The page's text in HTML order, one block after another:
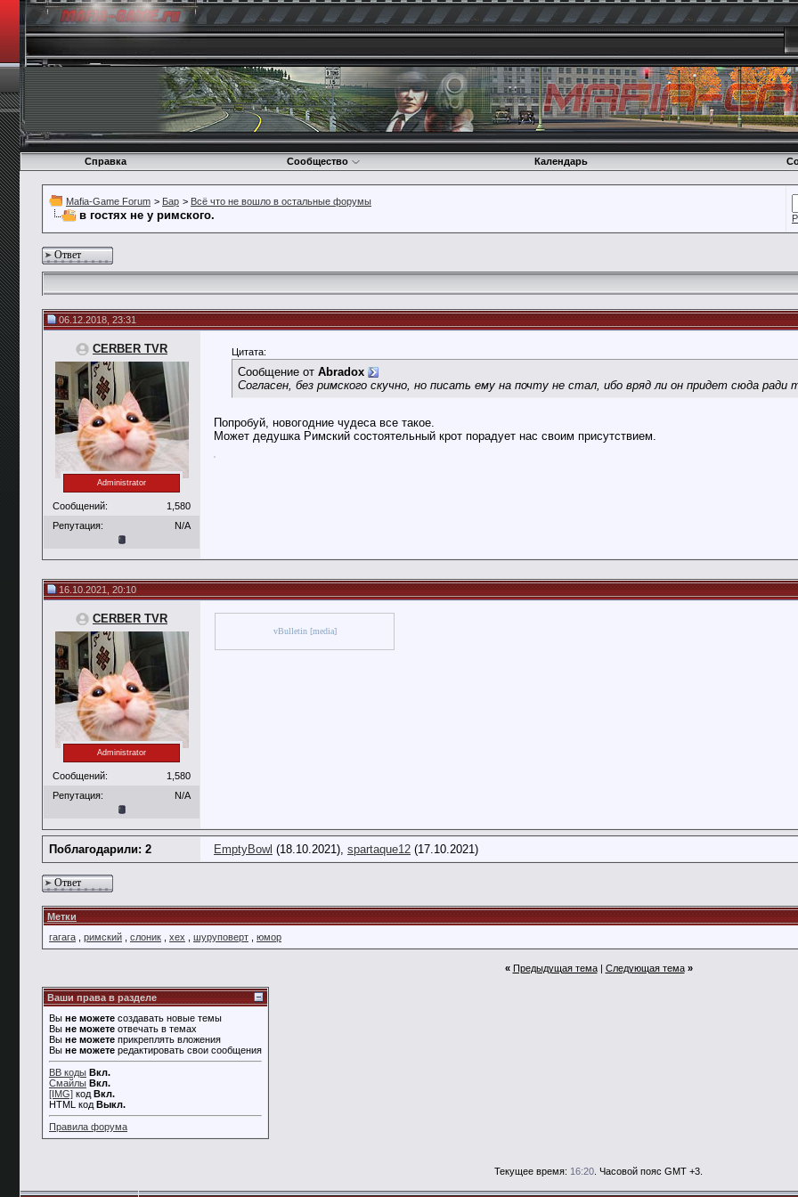
Справка Сообщество Календарь
Mafia-Game Forum > Бар > Всё что не вошло в остальные форумы
в гостях не у римского.
Ответ
06.12.2018, 23:31
CERBER TVR
Administrator
Сообщений:
1,580
Репутация:
N/A
Цитата:
Сообщение от Abradox
Согласен, без римского скучно, но писать ему на почту не стал, ибо вряд ли он придет сюда ради
Попробуй, новогодние чудеса все такое.
Может дедушка Римский состоятельный крот порадует нас своим присутствием.
16.10.2021, 20:10
CERBER TVR
Administrator
Сообщений:
1,580
Репутация:
N/A
vBulletin [media]
Поблагодарили: 2 EmptyBowl (18.10.2021), spartaque12 (17.10.2021)
Ответ
Метки
гагага
римский слоник хех шуруповерт юмор
« Предыдущая тема| Следующая тема »
Ваши права в разделе
Вы не можете создавать новые темы
Вы не можете отвечать в темах
Вы не можете прикреплять вложения
Вы не можете редактировать свои сообщения
BB коды Вкл.
Смайлы Вкл.
[IMG] код Вкл.
HTML код Выкл.
Правила форума
Текущее время: 16:20 . Часовой пояс GMT +3.